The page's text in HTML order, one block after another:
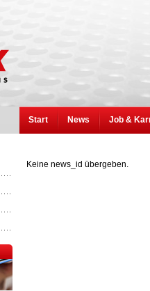
Start News Job &
Keine news_id übergeben.